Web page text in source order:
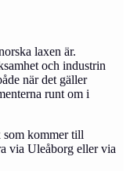
laxen är.
och industrin
när det gäller
runt om i
som kommer till
via Uleåborg eller via